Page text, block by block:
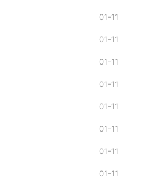
01-11
01-11
01-11
01-11
01-11
01-11
01-11
01-11